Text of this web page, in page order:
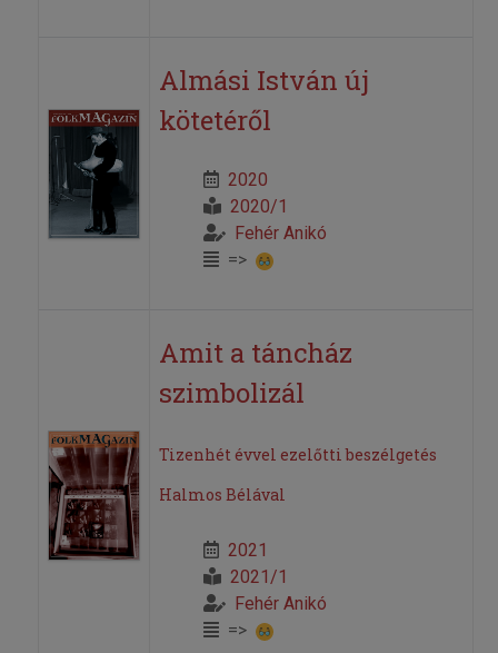
Almási István új
kötetéről
2020
2020/1
Fehér Anikó
=>
Amit a táncház
szimbolizál
Tizenhét évvel ezelőtti beszélgetés
Halmos Bélával
2021
2021/1
Fehér Anikó
=>